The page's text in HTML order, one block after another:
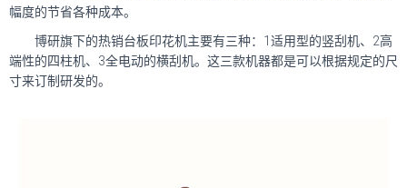
幅度的节省各种成本。
博研旗下的热销台板印花机主要有三种：1适用型的竖刮机、2高
端性的四柱机、3全电动的横刮机。这三款机器都是可以根据规定的尺
寸来订制研发的。